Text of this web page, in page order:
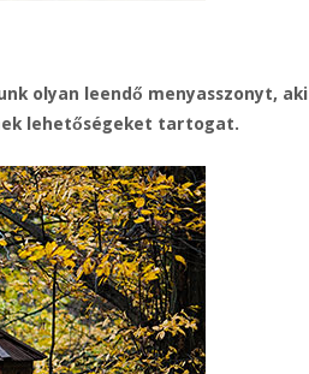
olyan leendő menyasszonyt, aki
lehetőségeket tartogat.